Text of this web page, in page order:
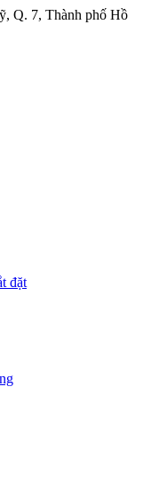
Q. 7, Thành phố Hồ
đặt